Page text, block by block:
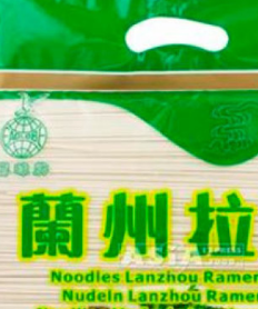
Гейнери
Протеїн
Протеїнові
батончики
Напої
Продукти
швидкого
приготування
Макаронні
вироби
Крупи
Соуси
Консервація
Східна кухня